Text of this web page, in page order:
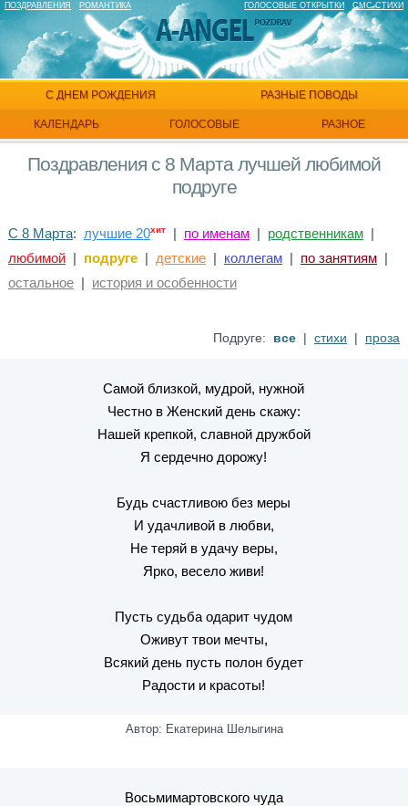
ПОЗДРАВЛЕНИЯ РОМАНТИКА ГОЛОСОВЫЕ ОТКРЫТКИ СМС СТИХИ
С ДНЕМ РОЖДЕНИЯ РАЗНЫЕ ПОВОДЫ
ГОЛОСОВЫЕ
КАЛЕНДАРЬ РАЗНОЕ
Поздравления с 8 Марта лучшей любимой
подруге
С 8 Марта: лучшие 20хит| по именам| родственникам|
любимой| подруге| детские| коллегам| по занятиям|
остальное| история и особенности
Подруге: все |стихи | проза
Самой близкой, мудрой, нужной
Честно в Женский день скажу:
Нашей крепкой, славной дружбой
Я сердечно дорожу!
Будь счастливою без меры
И удачливой в любви,
Не теряй в удачу веры,
Ярко, весело живи!
Пусть судьба одарит чудом
Оживут твои мечты,
Всякий день пусть полон будет
Радости и красоты!
Автор: Екатерина Шелыгина
Восьмимартовского чуда